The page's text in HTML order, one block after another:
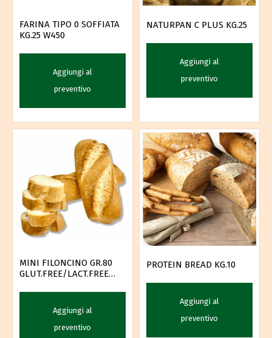
FARINA TIPO 0 SOFFIATA
KG.25 W450
Aggiungi al
preventivo
NATURPAN C PLUS KG.25
Aggiungi al
preventivo
MINI FILONCINO GR.80
GLUT.FREE/LACT.FREE
Aggiungi al
preventivo
PROTEIN BREAD KG.10
Aggiungi al
preventivo